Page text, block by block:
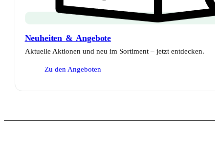
Neuheiten & Angebote
Aktuelle Aktionen und neu im Sortiment – jetzt entdecken.
Zu den Angeboten